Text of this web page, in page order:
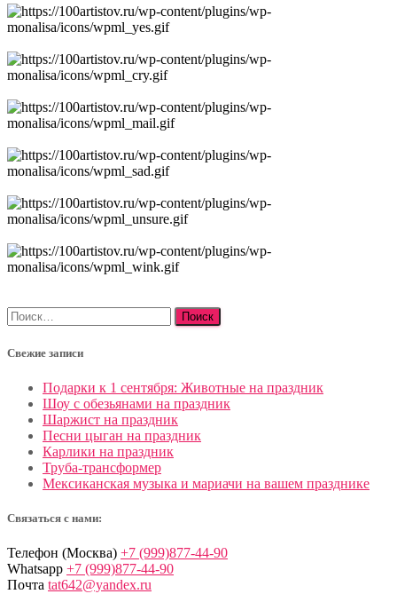
Найти:
Свежие записи
Подарки к 1 сентября: Животные на праздник
Шоу с обезьянами на праздник
Шаржист на праздник
Песни цыган на праздник
Карлики на праздник
Труба-трансформер
Мексиканская музыка и мариачи на вашем празднике
Связаться с нами:
Телефон (Москва) +7 (999)877-44-90
Whatsapp +7 (999)877-44-90
Почта tat642@yandex.ru